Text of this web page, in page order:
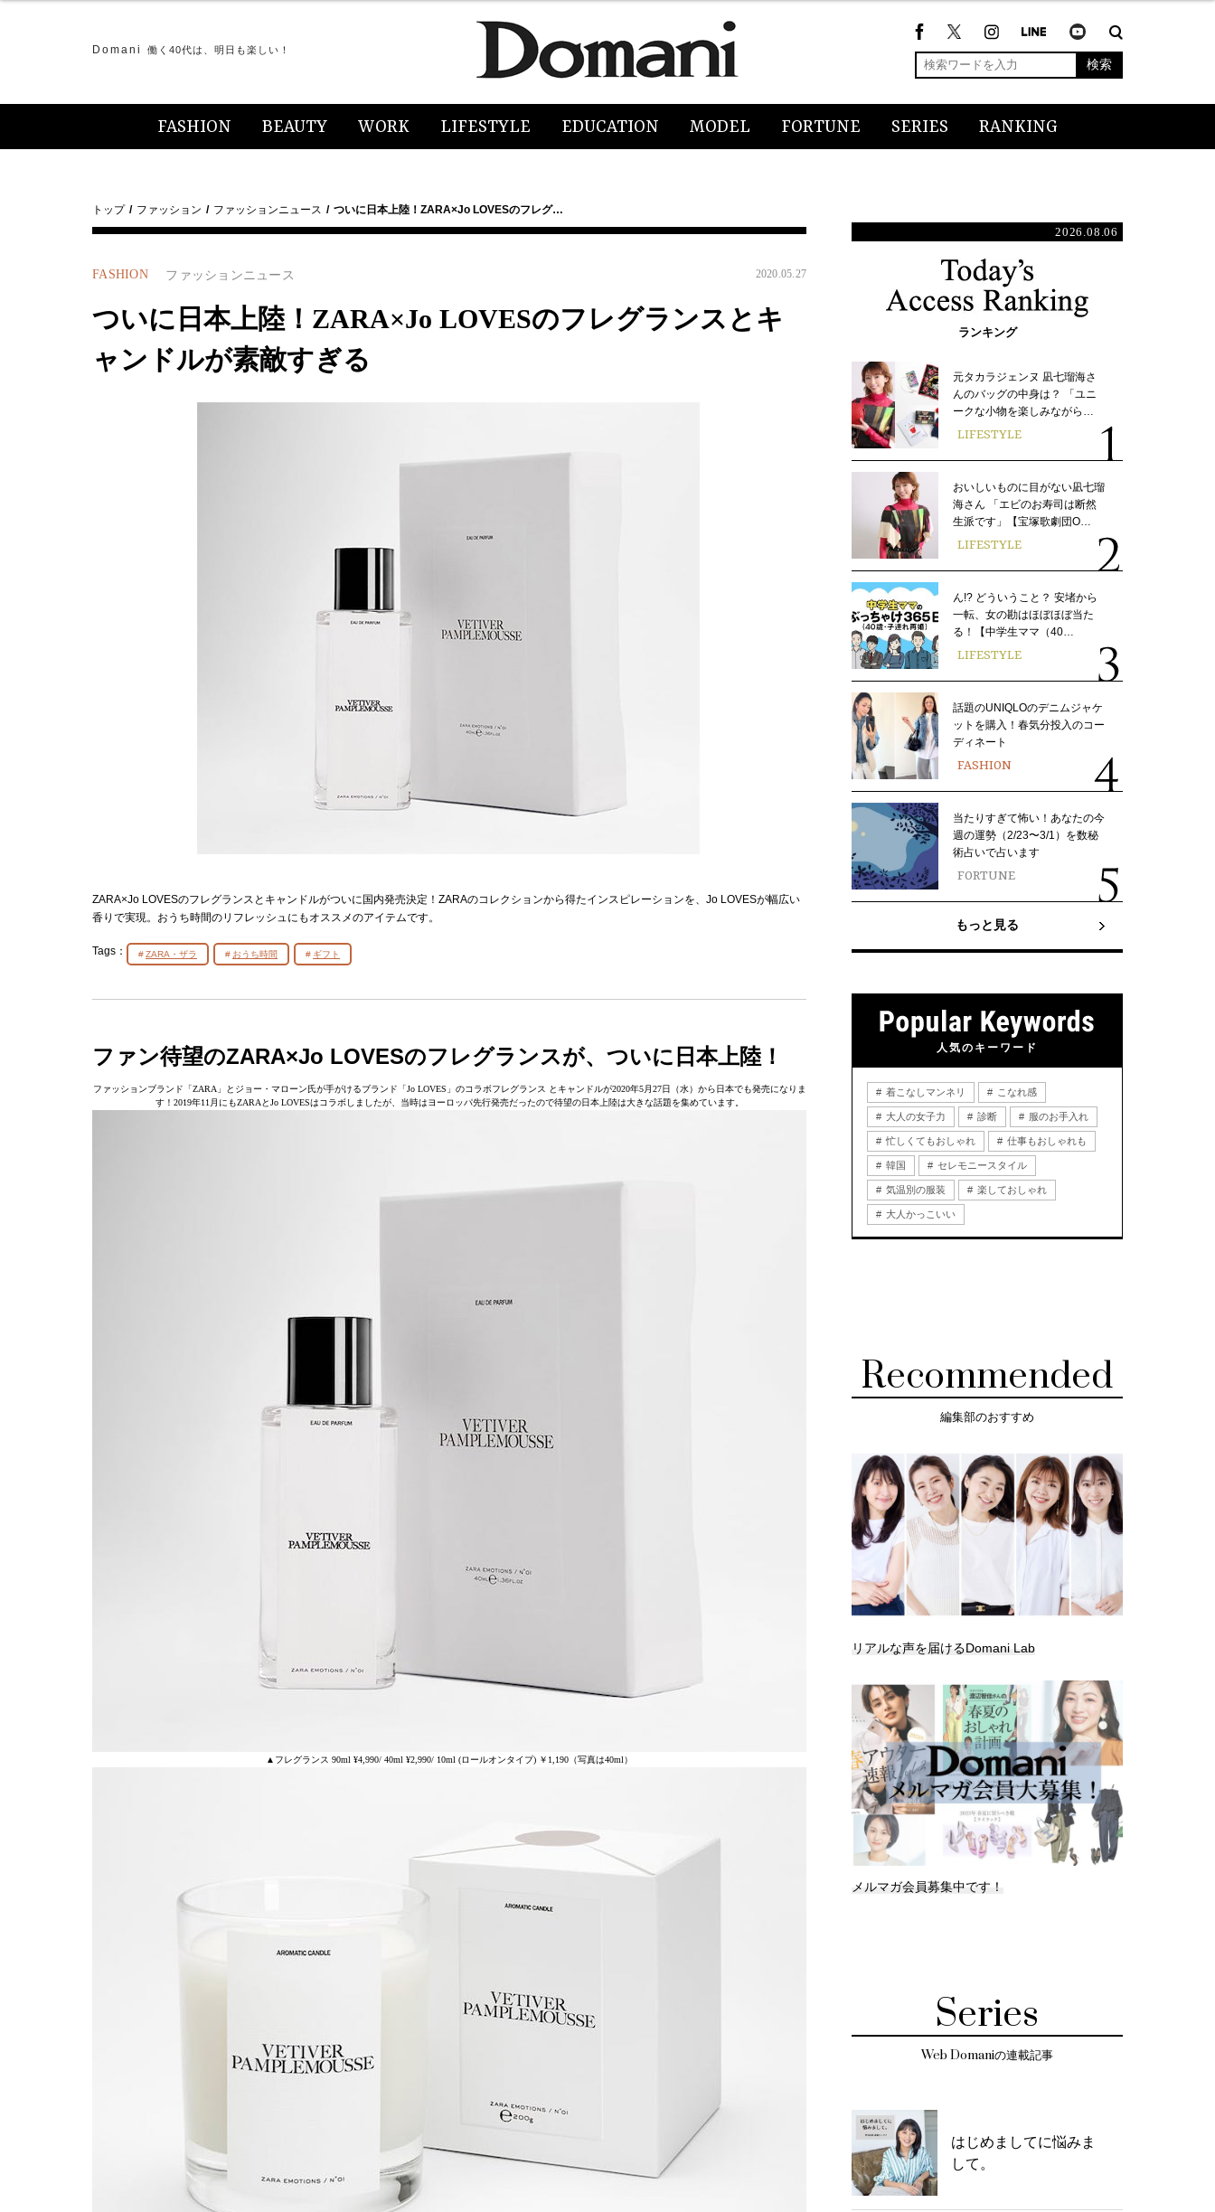
Domani 働く40代は、明日も楽しい！
検索
FASHION BEAUTY WORK LIFESTYLE EDUCATION MODEL FORTUNE SERIES RANKING
トップ ファッション ファッションニュース ついに日本上陸！ZARA×Jo LOVESのフレグ…
FASHION ファッションニュース 2020.05.27
ついに日本上陸！ZARA×Jo LOVESのフレグランスとキ
ャンドルが素敵すぎる
ZARA×Jo LOVESのフレグランスとキャンドルがついに国内発売決定！ZARAのコレクションから得たインスピレーションを、Jo LOVESが幅広い
香りで実現。おうち時間のリフレッシュにもオススメのアイテムです。
Tags： ZARA・ザラ おうち時間 ギフト
ファン待望のZARA×Jo LOVESのフレグランスが、ついに日本上陸！
ファッションブランド「ZARA」とジョー・マローン氏が手がけるブランド「Jo LOVES」のコラボフレグランス とキャンドルが2020年5月27日（水）から日本でも発売になりま
す！2019年11月にもZARAとJo LOVESはコラボしましたが、当時はヨーロッパ先行発売だったので待望の日本上陸は大きな話題を集めています。
▲フレグランス 90ml ¥4,990/ 40ml ¥2,990/ 10ml (ロールオンタイプ) ￥1,190（写真は40ml）
2026.08.06
ランキング
元タカラジェンヌ 凪七瑠海さ
んのバッグの中身は？ 「ユニ
ークな小物を楽しみながら…
LIFESTYLE
おいしいものに目がない凪七瑠
海さん 「エビのお寿司は断然
生派です」【宝塚歌劇団O…
LIFESTYLE
ん!? どういうこと？ 安堵から
一転、女の勘はほぼほぼ当た
る！【中学生ママ（40…
LIFESTYLE
話題のUNIQLOのデニムジャケ
ットを購入！春気分投入のコー
ディネート
FASHION
当たりすぎて怖い！あなたの今
週の運勢（2/23〜3/1）を数秘
術占いで占います
FORTUNE
もっと見る
人気のキーワード
着こなしマンネリ こなれ感
大人の女子力 診断 服のお手入れ
忙しくてもおしゃれ 仕事もおしゃれも
韓国 セレモニースタイル
気温別の服装 楽しておしゃれ
大人かっこいい
Recommended
編集部のおすすめ
リアルな声を届けるDomani Lab
メルマガ会員募集中です！
Series
Web Domaniの連載記事
はじめましてに悩みま
して。